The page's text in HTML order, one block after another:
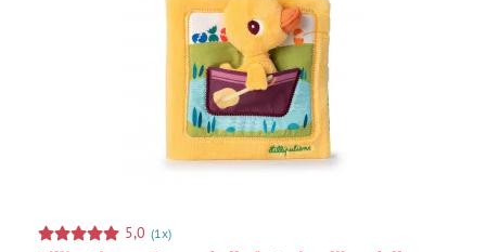
5,0 (1x)